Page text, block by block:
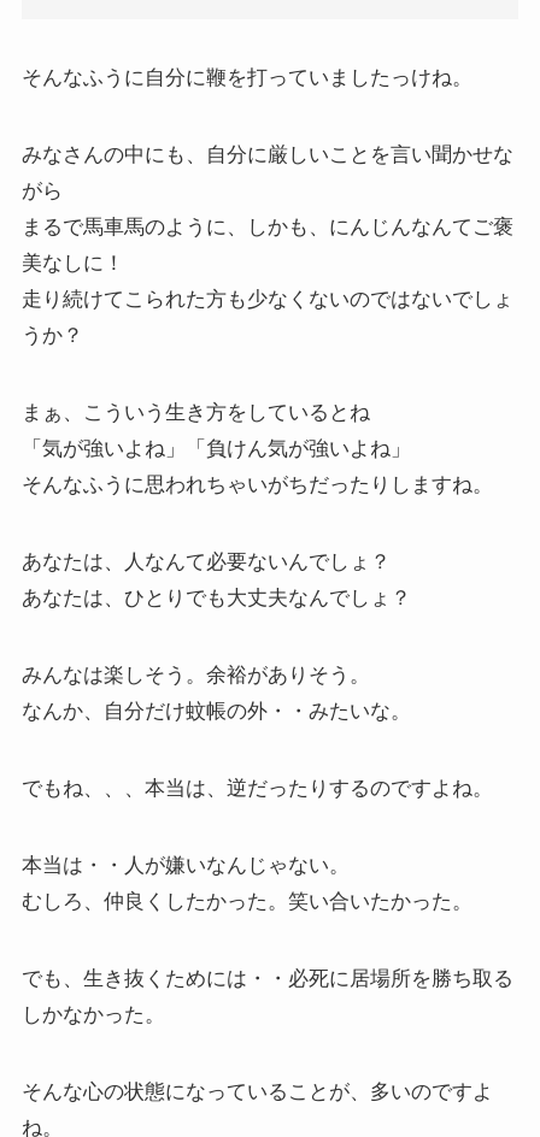
そんなふうに自分に鞭を打っていましたっけね。
みなさんの中にも、自分に厳しいことを言い聞かせな
がら
まるで馬車馬のように、しかも、にんじんなんてご褒
美なしに！
走り続けてこられた方も少なくないのではないでしょ
うか？
まぁ、こういう生き方をしているとね
「気が強いよね」「負けん気が強いよね」
そんなふうに思われちゃいがちだったりしますね。
あなたは、人なんて必要ないんでしょ？
あなたは、ひとりでも大丈夫なんでしょ？
みんなは楽しそう。余裕がありそう。
なんか、自分だけ蚊帳の外・・みたいな。
でもね、、、本当は、逆だったりするのですよね。
本当は・・人が嫌いなんじゃない。
むしろ、仲良くしたかった。笑い合いたかった。
でも、生き抜くためには・・必死に居場所を勝ち取る
しかなかった。
そんな心の状態になっていることが、多いのですよ
ね。